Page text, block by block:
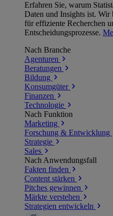
Erfahren Sie, warum
Daten und Insights ist.
für effiziente Recherchen
Entscheidungsprozesse.
Nach Branche
Agenturen
Beratungen
Bildung
Konsumgüter
Finanzen
Technologie
Nach Funktion
Marketing
Forschung & Entwicklung
Strategie
Sales
Nach Anwendungsfall
Fakten finden
Content stärken
Pitches gewinnen
Märkte verstehen
Strategien entwickeln